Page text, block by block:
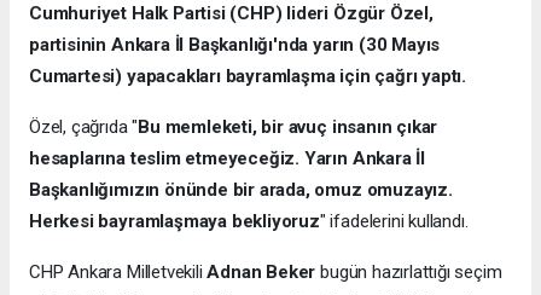
Cumhuriyet Halk Partisi (CHP) lideri Özgür Özel,
partisinin Ankara İl Başkanlığı'nda yarın (30 Mayıs
Cumartesi) yapacakları bayramlaşma için çağrı yaptı.
Özel, çağrıda "Bu memleketi, bir avuç insanın çıkar
hesaplarına teslim etmeyeceğiz. Yarın Ankara İl
Başkanlığımızın önünde bir arada, omuz omuzayız.
Herkesi bayramlaşmaya bekliyoruz" ifadelerini kullandı.
CHP Ankara MilletvekiliAdnan Bekerbugün hazırlattığı seçim